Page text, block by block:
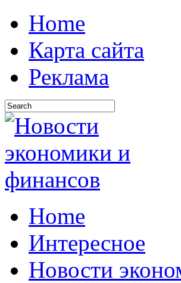
Home
Карта сайта
Реклама
Home
Интересное
Новости